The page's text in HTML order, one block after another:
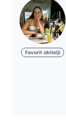
Favorit obitelji